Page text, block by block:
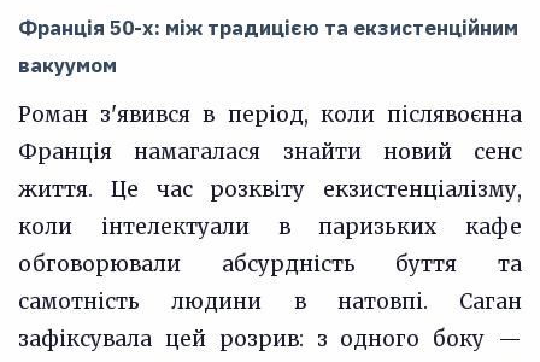
Франція 50-х: між традицією та екзистенційним
вакуумом
Роман з'явився в період, коли післявоєнна
Франція намагалася знайти новий сенс
життя. Це час розквіту екзистенціалізму,
коли інтелектуали в паризьких кафе
обговорювали абсурдність буття та
самотність людини в натовпі. Саган
зафіксувала цей розрив: з одного боку —